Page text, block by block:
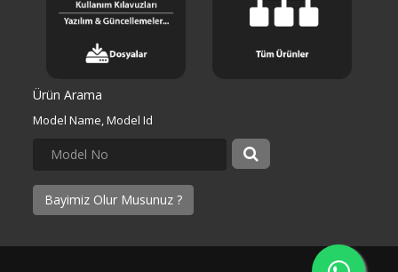
Ürün Arama
Model Name, Model Id
Bayimiz Olur Musunuz ?